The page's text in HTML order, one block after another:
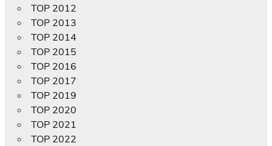
TOP 2012
TOP 2013
TOP 2014
TOP 2015
TOP 2016
TOP 2017
TOP 2019
TOP 2020
TOP 2021
TOP 2022